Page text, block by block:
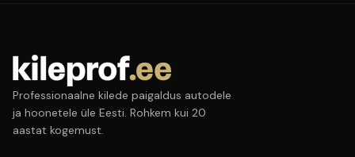
Professionaalne kilede paigaldus autodele
ja hoonetele üle Eesti. Rohkem kui 20
aastat kogemust.